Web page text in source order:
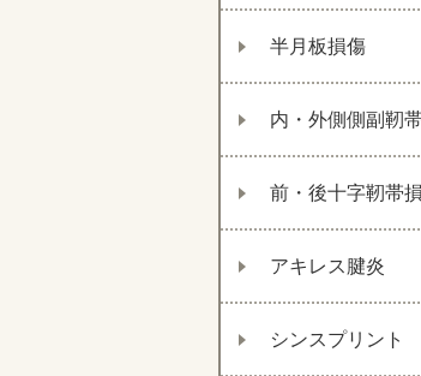
半月板損傷
内・外側側副靭
前・後十字靭帯
アキレス腱炎
シンスプリント